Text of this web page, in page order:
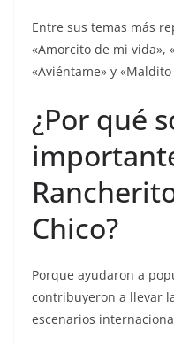
Entre sus temas más
«Amorcito de mi vida»,
«Aviéntame» y
¿Por qué
Chico?
Porque ayudaron a
contribuyeron a llevar
escenarios